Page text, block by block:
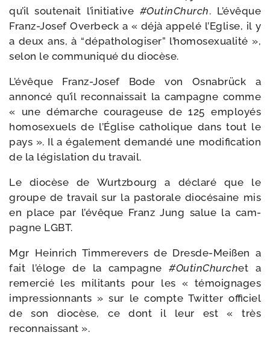
qu’il sou­te­nait l’initiative #OutinChurch. L’évêque
Franz-​Josef Overbeck a « déjà appe­lé l’Eglise, il y
a deux ans, à “dépa­tho­lo­gi­ser” l’homosexualité »,
selon le com­mu­ni­qué du diocèse.
L’évêque Franz-​Josef Bode von Osnabrück a
annon­cé qu’il recon­nais­sait la cam­pagne comme
« une démarche cou­ra­geuse de 125 employés
homo­sexuels de l’Église catho­lique dans tout le
pays ». Il a éga­le­ment deman­dé une modi­fi­ca­tion
de la légis­la­tion du travail.
Le dio­cèse de Wurtzbourg a décla­ré que le
groupe de tra­vail sur la pas­to­rale dio­cé­saine mis
en place par l’évêque Franz Jung salue la cam­
pagne LGBT.
Mgr Heinrich Timmerevers de Dresde-​Meißen a
fait l’éloge de la cam­pagne#OutinChurchet a
remer­cié les mili­tants pour les « témoi­gnages
impres­sion­nants » sur le compte Twitter offi­ciel
de son dio­cèse, ce dont il leur est « très
reconnaissant ».